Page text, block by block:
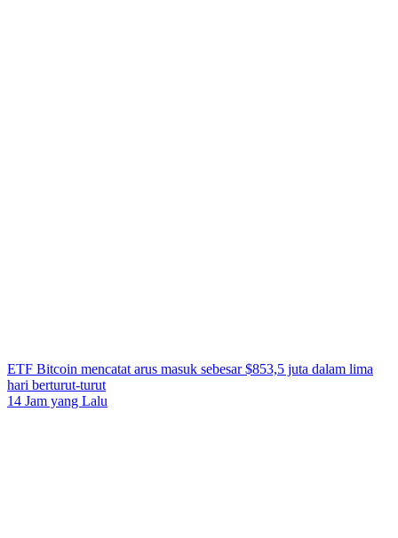
ETF Bitcoin mencatat arus masuk sebesar $853,5 juta dalam lima
hari berturut-turut
14 Jam yang Lalu